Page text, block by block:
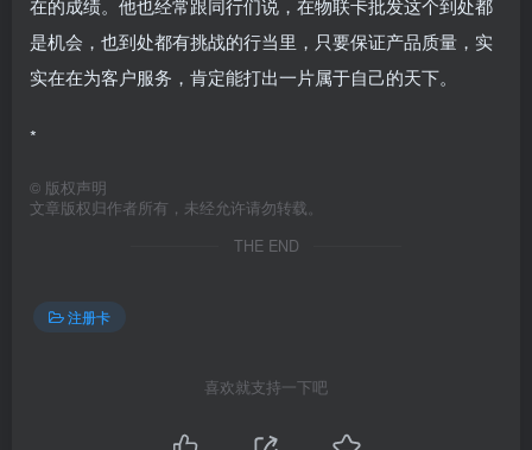
是机会，也到处都有挑战的行当里，只要保证产品质量，实
实在在为客户服务，肯定能打出一片属于自己的天下。
*
© 版权声明
文章版权归作者所有，未经允许请勿转载。
THE END
注册卡
喜欢就支持一下吧